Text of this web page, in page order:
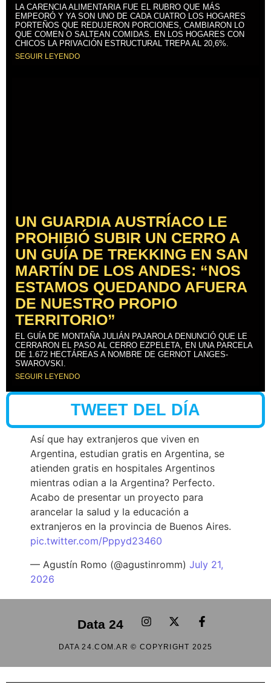
LA CARENCIA ALIMENTARIA FUE EL RUBRO QUE MÁS
EMPEORÓ Y YA SON UNO DE CADA CUATRO LOS HOGARES
PORTEÑOS QUE REDUJERON PORCIONES, CAMBIARON LO
QUE COMEN O SALTEAN COMIDAS. EN LOS HOGARES CON
CHICOS LA PRIVACIÓN ESTRUCTURAL TREPA AL 20,6%.
SEGUIR LEYENDO
UN GUARDIA AUSTRÍACO LE
PROHIBIÓ SUBIR UN CERRO A
UN GUÍA DE TREKKING EN SAN
MARTÍN DE LOS ANDES: “NOS
ESTAMOS QUEDANDO AFUERA
DE NUESTRO PROPIO
TERRITORIO”
EL GUÍA DE MONTAÑA JULIÁN PAJAROLA DENUNCIÓ QUE LE
CERRARON EL PASO AL CERRO EZPELETA, EN UNA PARCELA
DE 1.672 HECTÁREAS A NOMBRE DE GERNOT LANGES-
SWAROVSKI.
SEGUIR LEYENDO
TWEET DEL DÍA
Así que hay extranjeros que viven en
Argentina, estudian gratis en Argentina, se
atienden gratis en hospitales Argentinos
mientras odian a la Argentina? Perfecto.
Acabo de presentar un proyecto para
arancelar la salud y la educación a
extranjeros en la provincia de Buenos Aires.
pic.twitter.com/Pppyd23460
— Agustín Romo (@agustinromm) July 21,
2026
Data 24
DATA 24.COM.AR © COPYRIGHT 2025